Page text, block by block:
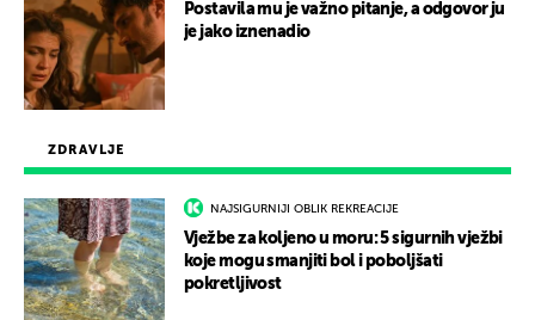
ZDRAVLJE
NAJSIGURNIJI OBLIK REKREACIJE
Vježbe za koljeno u moru: 5 sigurnih vježbi
koje mogu smanjiti bol i poboljšati
pokretljivost
Postavila mu je važno pitanje, a odgovor ju
je jako iznenadio